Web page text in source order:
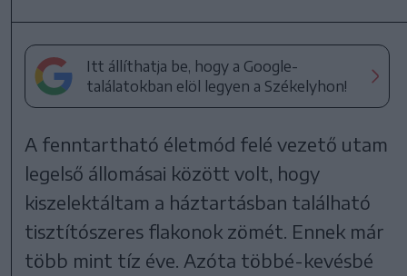
Itt állíthatja be, hogy a Google-
találatokban elöl legyen a Székelyhon!
A fenntartható életmód felé vezető utam
legelső állomásai között volt, hogy
kiszelektáltam a háztartásban található
tisztítószeres flakonok zömét. Ennek már
több mint tíz éve. Azóta többé-kevésbé